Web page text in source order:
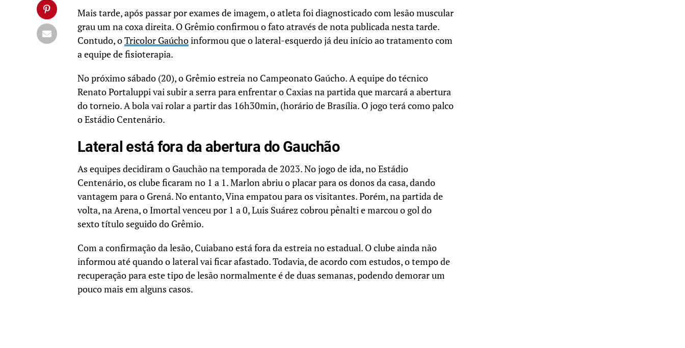
Mais tarde, após passar por exames de imagem, o atleta foi diagnosticado com lesão muscular
grau um na coxa direita. O Grêmio confirmou o fato através de nota publicada nesta tarde.
Contudo, oTricolor Gaúchoinformou que o lateral-esquerdo já deu início ao tratamento com
a equipe de fisioterapia.
No próximo sábado (20), o Grêmio estreia no Campeonato Gaúcho. A equipe do técnico
Renato Portaluppi vai subir a serra para enfrentar o Caxias na partida que marcará a abertura
do torneio. A bola vai rolar a partir das 16h30min, (horário de Brasília. O jogo terá como palco
o Estádio Centenário.
Lateral está fora da abertura do Gauchão
As equipes decidiram o Gauchão na temporada de 2023. No jogo de ida, no Estádio
Centenário, os clube ficaram no 1 a 1. Marlon abriu o placar para os donos da casa, dando
vantagem para o Grená. No entanto, Vina empatou para os visitantes. Porém, na partida de
volta, na Arena, o Imortal venceu por 1 a 0, Luis Suárez cobrou pênalti e marcou o gol do
sexto título seguido do Grêmio.
Com a confirmação da lesão, Cuiabano está fora da estreia no estadual. O clube ainda não
informou até quando o lateral vai ficar afastado. Todavia, de acordo com estudos, o tempo de
recuperação para este tipo de lesão normalmente é de duas semanas, podendo demorar um
pouco mais em alguns casos.